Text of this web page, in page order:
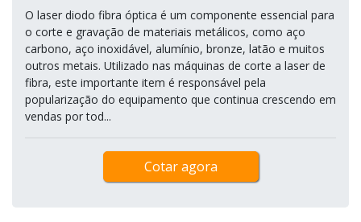
O laser diodo fibra óptica é um componente essencial para
o corte e gravação de materiais metálicos, como aço
carbono, aço inoxidável, alumínio, bronze, latão e muitos
outros metais. Utilizado nas máquinas de corte a laser de
fibra, este importante item é responsável pela
popularização do equipamento que continua crescendo em
vendas por tod...
Cotar agora